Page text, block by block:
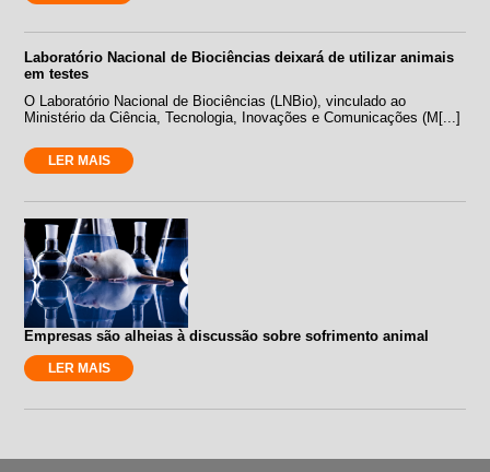
Laboratório Nacional de Biociências deixará de utilizar animais
em testes
O Laboratório Nacional de Biociências (LNBio), vinculado ao
Ministério da Ciência, Tecnologia, Inovações e Comunicações (M[...]
LER MAIS
Empresas são alheias à discussão sobre sofrimento animal
LER MAIS